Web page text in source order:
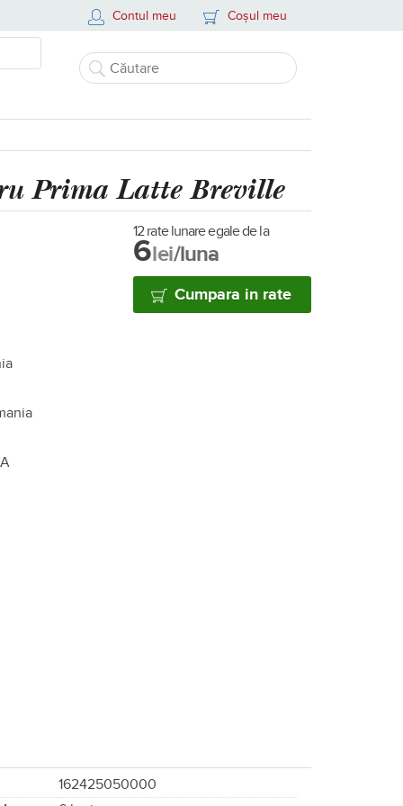
Contul meu Coșul meu
Prima Latte Breville
12 rate lunare egale de la
6lei/luna
Cumpara in rate
162425050000